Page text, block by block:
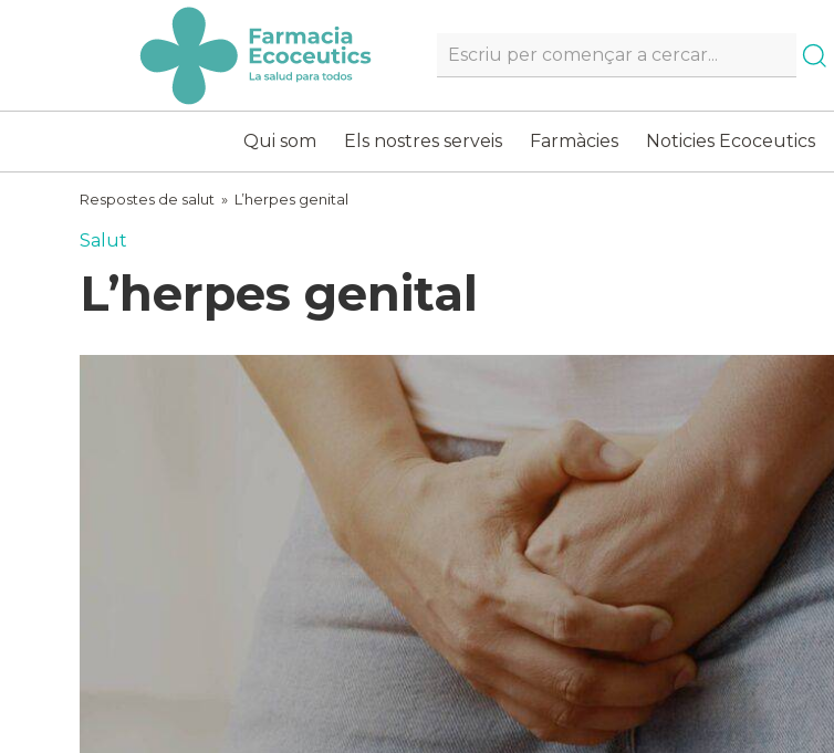
ecoceutics
Search…
Qui som Els nostres serveis Farmàcies Noticies Ecoceutics
Respostes de salut » L’herpes genital
Salut
L’herpes genital